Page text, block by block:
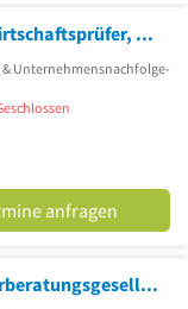
Diplom-Kaufmann Markus Balle Wirtschaftsprüfer, Steuerberater
Unternehmensnachfolge-
anfragen
Dr. Reichsoellner & Kollegen Steuerberatungsgesellschaft mbH